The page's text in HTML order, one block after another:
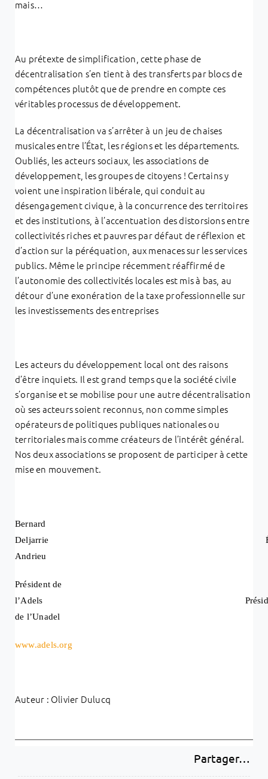
mais…
Au prétexte de simplification, cette phase de
décentralisation s’en tient à des transferts par blocs de
compétences plutôt que de prendre en compte ces
véritables processus de développement.
La décentralisation va s’arrêter à un jeu de chaises
musicales entre l’État, les régions et les départements.
Oubliés, les acteurs sociaux, les associations de
développement, les groupes de citoyens ! Certains y
voient une inspiration libérale, qui conduit au
désengagement civique, à la concurrence des territoires
et des institutions, à l’accentuation des distorsions entre
collectivités riches et pauvres par défaut de réflexion et
d’action sur la péréquation, aux menaces sur les services
publics. Même le principe récemment réaffirmé de
l’autonomie des collectivités locales est mis à bas, au
détour d’une exonération de la taxe professionnelle sur
les investissements des entreprises
Les acteurs du développement local ont des raisons
d’être inquiets. Il est grand temps que la société civile
s’organise et se mobilise pour une autre décentralisation
où ses acteurs soient reconnus, non comme simples
opérateurs de politiques publiques nationales ou
territoriales mais comme créateurs de l’intérêt général.
Nos deux associations se proposent de participer à cette
mise en mouvement.
Bernard
Deljarrie
Andrieu
Président de
l’Adels
de l’Unadel
www.adels.org
Auteur : Olivier Dulucq
Partager…